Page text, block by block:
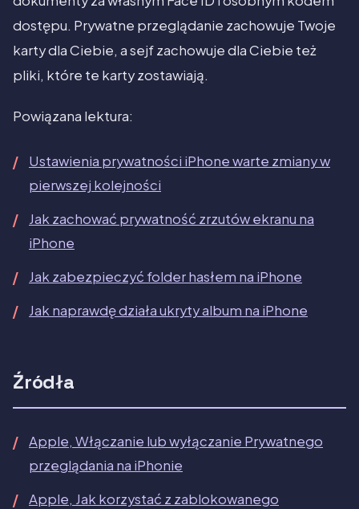
dostępu. Prywatne przeglądanie zachowuje Twoje
karty dla Ciebie, a sejf zachowuje dla Ciebie też
pliki, które te karty zostawiają.
Powiązana lektura:
Ustawienia prywatności iPhone warte zmiany w
pierwszej kolejności
Jak zachować prywatność zrzutów ekranu na
iPhone
Jak zabezpieczyć folder hasłem na iPhone
Jak naprawdę działa ukryty album na iPhone
Źródła
Apple, Włączanie lub wyłączanie Prywatnego
przeglądania na iPhonie
Apple, Jak korzystać z zablokowanego